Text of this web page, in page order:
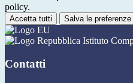
policy.
Accetta tutti Salva le preferenze
Istituto
Contatti